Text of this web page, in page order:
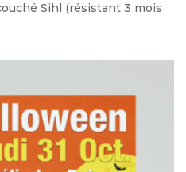
Sihl (résistant 3 mois